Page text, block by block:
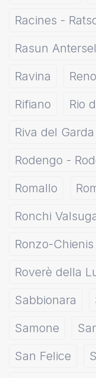
Racines -
Rasun
Ravina
Rifiano
Rio
Riva del Garda
Rodengo -
Romallo
Ronchi
Ronzo-Chienis
Roverè della
Sabbionara
Samone
San Felice